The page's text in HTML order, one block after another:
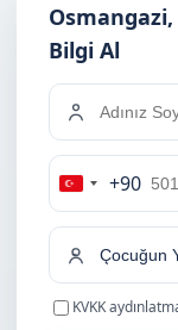
Bilgi Al
Turkey
+90
+90
KVKK